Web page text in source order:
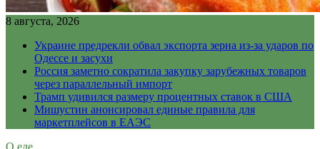
8 августа, 2026
Украине предрекли обвал экспорта зерна из-за ударов по
Одессе и засухи
Россия заметно сократила закупку зарубежных товаров
через параллельный импорт
Трамп удивился размеру процентных ставок в США
Мишустин анонсировал единые правила для
маркетплейсов в ЕАЭС
О еде